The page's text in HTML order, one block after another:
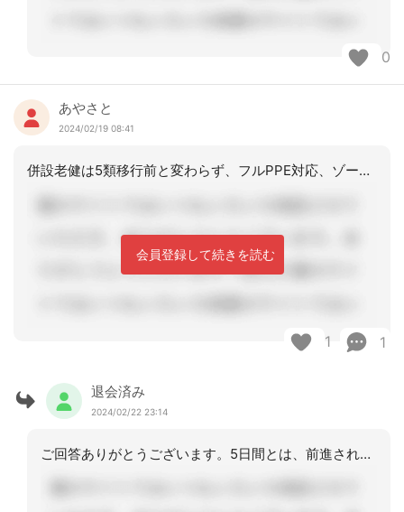
0
あやさと
2024/02/19 08:41
併設老健は5類移行前と変わらず、フルPPE対応、ゾーニングです。ただ療養期間は5
会員登録して続きを読む
1 1
退会済み
2024/02/22 23:14
ご回答ありがとうございます。5日間とは、前進されてる印象です。こちらは10日間フ